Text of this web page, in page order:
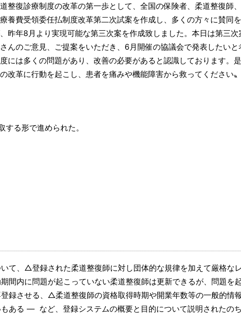
整復診療制度の改革の第一歩として、全国の保険者、柔道整復師
養費受領委任払制度改革第二次試案を作成し、多くの方々に賛同
昨年8月より実現可能な第三次案を作成致しました。本日は第三次
んのご意見、ご提案をいただき、6月開催の協議会で発表したいと
には多くの問題があり、改善の必要があると認識しております。
改革に行動を起こし、患者を痛みや機能障害から救ってください
る形で進められた。
て、△登録された柔道整復師に対し団体的な規律を加えて厳格な
間内に問題が起こっていない柔道整復師は更新できるが、問題を
録させる、△柔道整復師の資格取得時期や開業年数等の一般的情
ある ― など、登録システムの概要と目的について説明されたの